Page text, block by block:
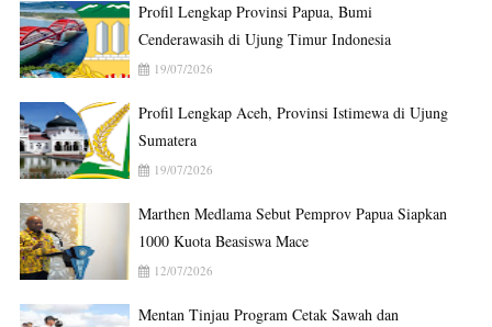
Profil Lengkap Provinsi Papua, Bumi
Cenderawasih di Ujung Timur Indonesia
19/07/2026
Profil Lengkap Aceh, Provinsi Istimewa di Ujung
Sumatera
19/07/2026
Marthen Medlama Sebut Pemprov Papua Siapkan
1000 Kuota Beasiswa Mace
12/07/2026
Mentan Tinjau Program Cetak Sawah dan